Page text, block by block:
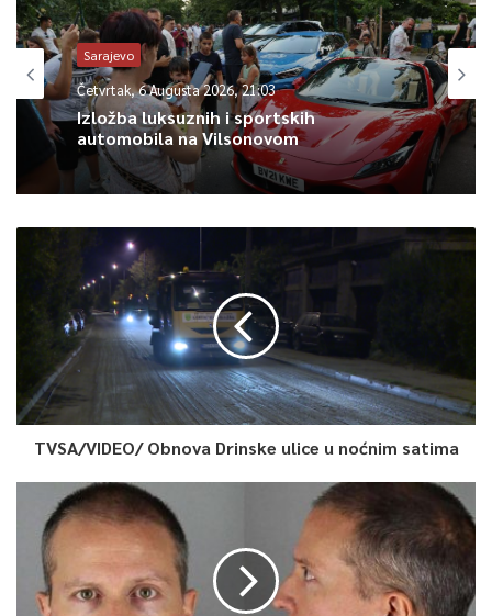
0
Article Rating
Sarajevo
Četvrtak, 6 Augusta 2026, 21:03
Izložba luksuznih i sportskih
automobila na Vilsonovom
TVSA/VIDEO/ Obnova Drinske ulice u noćnim satima